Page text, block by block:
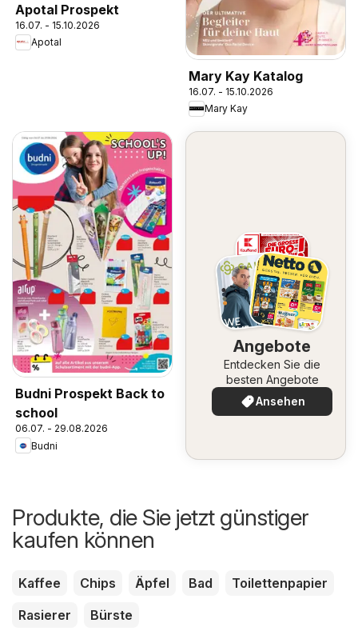
Apotal Prospekt
16.07. - 15.10.2026
Apotal
Mary Kay Katalog
16.07. - 15.10.2026
Mary Kay
Budni Prospekt Back to
school
06.07. - 29.08.2026
Budni
Angebote
Entdecken Sie die
besten Angebote
Ansehen
Produkte, die Sie jetzt günstiger
kaufen können
Kaffee Chips Äpfel Bad
Toilettenpapier
Rasierer
Bürste